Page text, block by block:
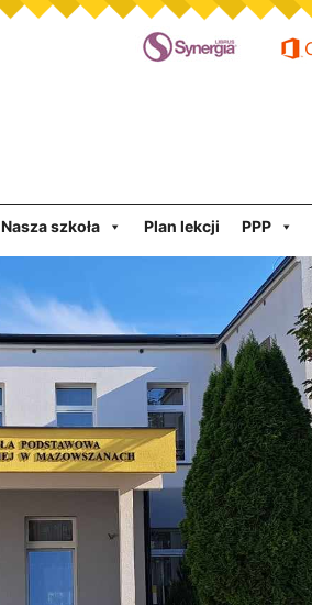
Nasza szkoła Plan lekcji PPP